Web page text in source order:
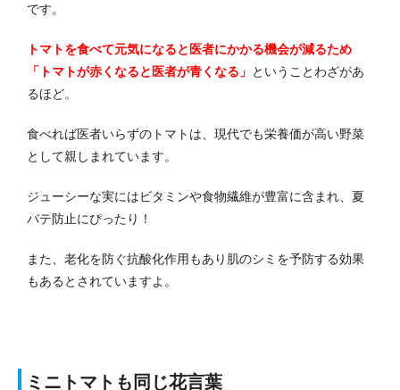
です。
トマトを食べて元気になると医者にかかる機会が減るため
「トマトが赤くなると医者が青くなる」 ということわざがあ
るほど。
食べれば医者いらずのトマトは、現代でも栄養価が高い野菜
として親しまれています。
ジューシーな実にはビタミンや食物繊維が豊富に含まれ、夏
バテ防止にぴったり！
また、老化を防ぐ抗酸化作用もあり肌のシミを予防する効果
もあるとされていますよ。
ミニトマトも同じ花言葉